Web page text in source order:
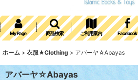
My Page 商品検索 ご利用案内 Facebook
ホーム > 衣服★Clothing > アバーヤ☆Abayas
アバーヤ☆Abayas